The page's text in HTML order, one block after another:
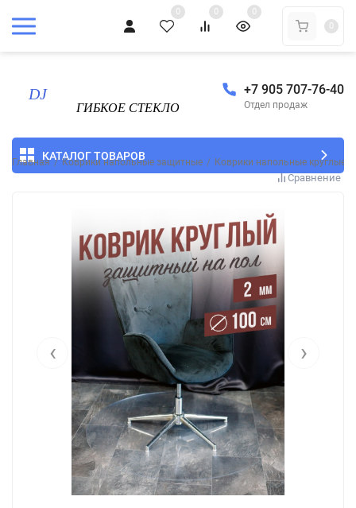
0 0
0
0
+7 905 707-76-40
Отдел продаж
КАТАЛОГ ТОВАРОВ
Главная / Коврики напольные защитные / Коврики напольные круглые
Сравнение
‹ ›